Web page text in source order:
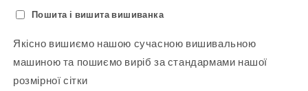
Пошита і вишита вишиванка
Якісно вишиємо нашою сучасною вишивальною
машиною та пошиємо виріб за стандармами нашої
розмірної сітки